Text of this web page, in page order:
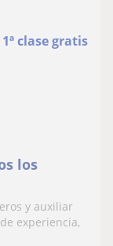
1ª clase gratis
los
y auxiliar
experiencia,